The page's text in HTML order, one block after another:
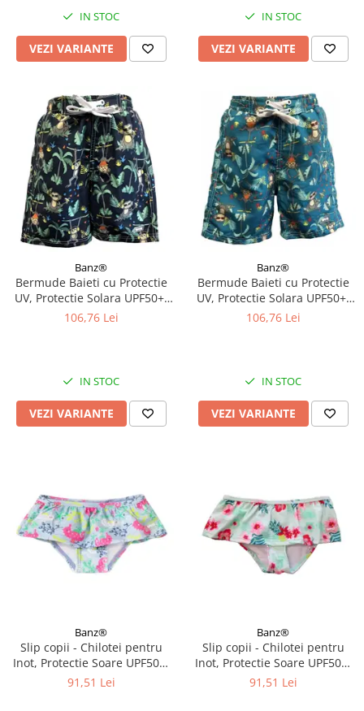
IN STOC
VEZI VARIANTE
IN STOC
VEZI VARIANTE
Banz®
Bermude Baieti cu Protectie
UV, Protectie Solara UPF50+,
Navy Jungle, Diverse marimi
106,76 Lei
IN STOC
VEZI VARIANTE
Banz®
Bermude Baieti cu Protectie
UV, Protectie Solara UPF50+,
Petrol Jungle, Diverse marimi
106,76 Lei
IN STOC
VEZI VARIANTE
Banz®
Slip copii - Chilotei pentru
Inot, Protectie Soare UPF50+,
Sea Horse, Diverse marimi
91,51 Lei
Banz®
Slip copii - Chilotei pentru
Inot, Protectie Soare UPF50+,
Floral Mint, Diverse marimi
91,51 Lei